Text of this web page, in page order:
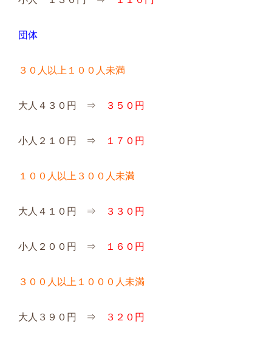
団体
３０人以上１００人未満
大人４３０円 ⇒ ３５０円
小人２１０円 ⇒ １７０円
１００人以上３００人未満
大人４１０円 ⇒ ３３０円
小人２００円 ⇒ １６０円
３００人以上１０００人未満
大人３９０円 ⇒ ３２０円